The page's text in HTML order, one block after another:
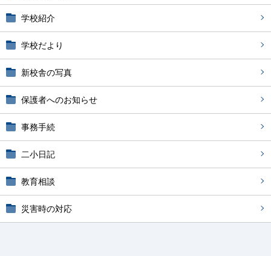
学校紹介
学校だより
新校舎の写真
保護者へのお知らせ
事務手続
二小日記
教育相談
災害時の対応